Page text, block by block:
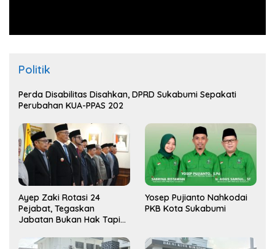
Politik
Perda Disabilitas Disahkan, DPRD Sukabumi Sepakati
Perubahan KUA-PPAS 202
Ayep Zaki Rotasi 24
Pejabat, Tegaskan
Jabatan Bukan Hak Tapi
Yosep Pujianto Nahkodai
PKB Kota Sukabumi